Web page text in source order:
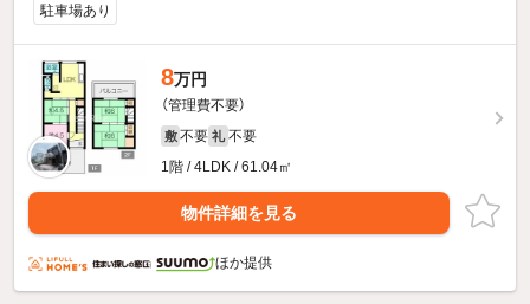
駐車場あり
8万円
（管理費不要）
敷 不要 礼 不要
1階 / 4LDK / 61.04㎡
物件詳細を見る
ほか提供